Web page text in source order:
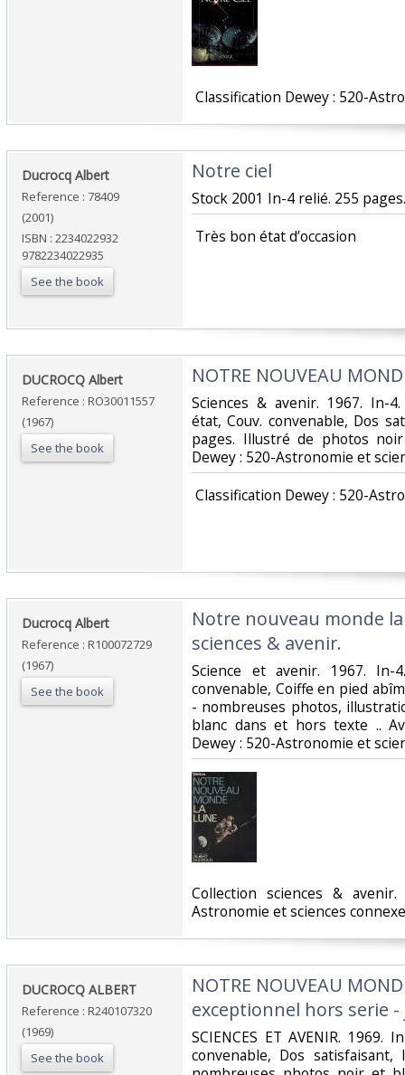
Classification Dewey : 520-
‎Ducrocq Albert‎
Reference : 78409
(2001)
ISBN : 2234022932
9782234022935
See the book
‎Notre ciel‎
‎Stock 2001 In-4 relié. 255
‎ Très bon état d’occasion ‎
‎DUCROCQ Albert‎
Reference : RO30011557
(1967)
See the book
‎NOTRE NOUVEAU
‎Sciences & avenir. 1967. In-
état, Couv. convenable, Dos
pages. Illustré de photos
Dewey : 520-Astronomie et
Classification Dewey : 520-
‎Ducrocq Albert‎
Reference : R100072729
(1967)
See the book
‎Notre nouveau monde
sciences & avenir.‎
‎Science et avenir. 1967. In-
convenable, Coiffe en pied
- nombreuses photos,
blanc dans et hors texte ..
Dewey : 520-Astronomie et
‎Collection sciences &
Astronomie et sciences
‎DUCROCQ ALBERT‎
Reference : R240107320
(1969)
See the book
‎NOTRE NOUVEAU
exceptionnel hors serie
‎SCIENCES ET AVENIR. 1969.
convenable, Dos